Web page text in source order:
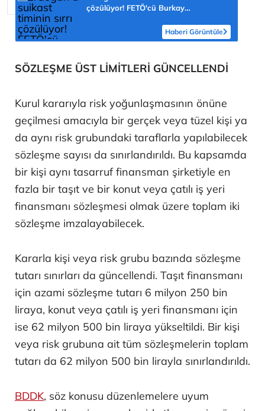
çözülüyor! FETÖ'cü Burkay
Haberi Görüntüle
SÖZLEŞME ÜST LİMİTLERİ GÜNCELLENDİ
Kurul kararıyla risk yoğunlaşmasının önüne
geçilmesi amacıyla bir gerçek veya tüzel kişi ya
da aynı risk grubundaki taraflarla yapılabilecek
sözleşme sayısı da sınırlandırıldı. Bu kapsamda
bir kişi aynı tasarruf finansman şirketiyle en
fazla bir taşıt ve bir konut veya çatılı iş yeri
finansmanı sözleşmesi olmak üzere toplam iki
sözleşme imzalayabilecek.
Kararla kişi veya risk grubu bazında sözleşme
tutarı sınırları da güncellendi. Taşıt finansmanı
için azami sözleşme tutarı 6 milyon 250 bin
liraya, konut veya çatılı iş yeri finansmanı için
ise 62 milyon 500 bin liraya yükseltildi. Bir kişi
veya risk grubuna ait tüm sözleşmelerin toplam
tutarı da 62 milyon 500 bin lirayla sınırlandırıldı.
BDDK, söz konusu düzenlemelere uyum